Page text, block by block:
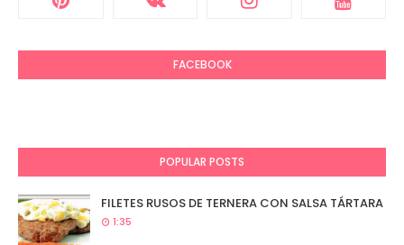
FACEBOOK
POPULAR POSTS
FILETES RUSOS DE TERNERA CON SALSA TÁRTARA
1:35